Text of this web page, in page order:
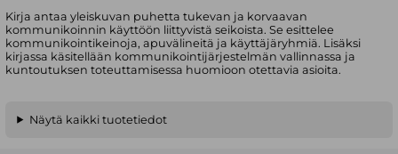
Kirja antaa yleiskuvan puhetta tukevan ja korvaavan
kommunikoinnin käyttöön liittyvistä seikoista. Se esittelee
kommunikointikeinoja, apuvälineitä ja käyttäjäryhmiä. Lisäksi
kirjassa käsitellään kommunikointijärjestelmän vallinnassa ja
kuntoutuksen toteuttamisessa huomioon otettavia asioita.
Näytä kaikki tuotetiedot